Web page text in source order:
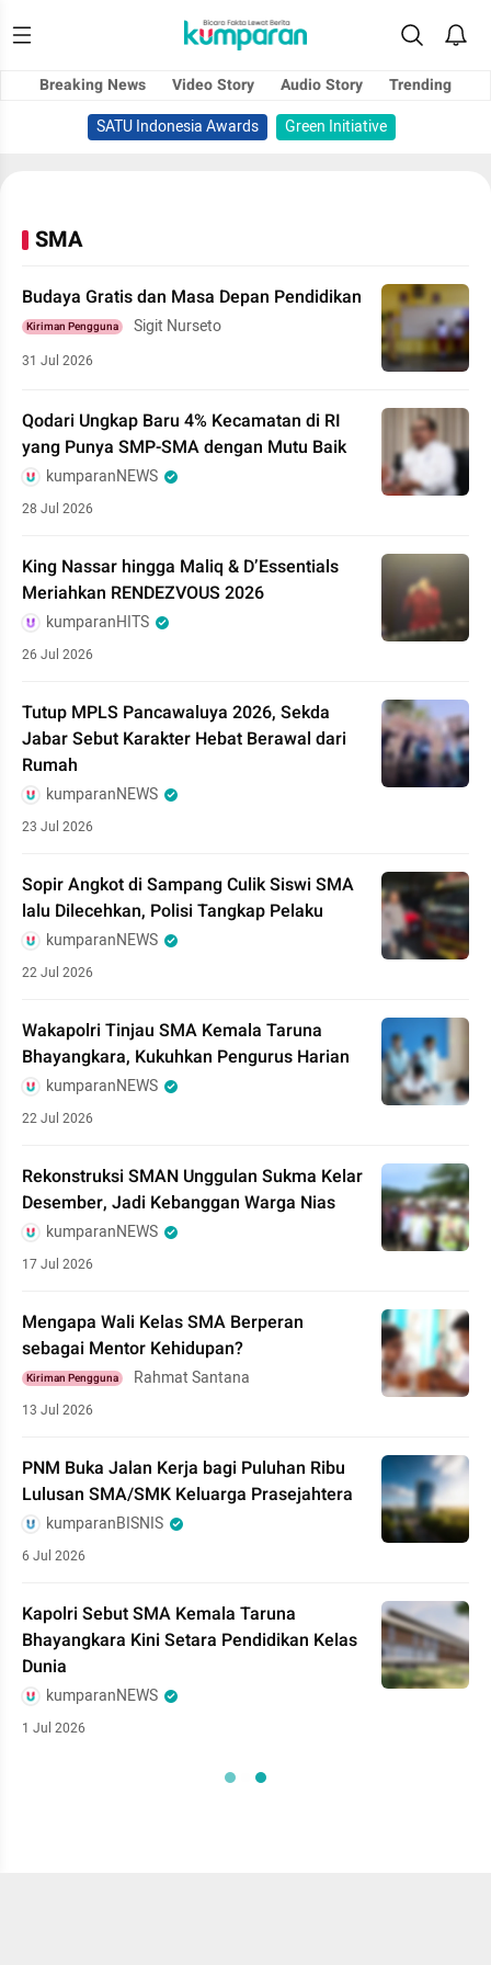
Breaking News Video Story Audio Story
Trending
SATU Indonesia Awards
Green Initiative
SMA
Budaya Gratis dan Masa Depan Pendidikan
Kiriman Pengguna Sigit Nurseto
31 Jul 2026
Qodari Ungkap Baru 4% Kecamatan di RI
yang Punya SMP-SMA dengan Mutu Baik
kumparanNEWS
28 Jul 2026
King Nassar hingga Maliq & D’Essentials
Meriahkan RENDEZVOUS 2026
kumparanHITS
26 Jul 2026
Tutup MPLS Pancawaluya 2026, Sekda
Jabar Sebut Karakter Hebat Berawal dari
Rumah
kumparanNEWS
23 Jul 2026
Sopir Angkot di Sampang Culik Siswi SMA
lalu Dilecehkan, Polisi Tangkap Pelaku
kumparanNEWS
22 Jul 2026
Wakapolri Tinjau SMA Kemala Taruna
Bhayangkara, Kukuhkan Pengurus Harian
kumparanNEWS
22 Jul 2026
Rekonstruksi SMAN Unggulan Sukma Kelar
Desember, Jadi Kebanggan Warga Nias
kumparanNEWS
17 Jul 2026
Mengapa Wali Kelas SMA Berperan
sebagai Mentor Kehidupan?
Kiriman Pengguna Rahmat Santana
13 Jul 2026
PNM Buka Jalan Kerja bagi Puluhan Ribu
Lulusan SMA/SMK Keluarga Prasejahtera
kumparanBISNIS
6 Jul 2026
Kapolri Sebut SMA Kemala Taruna
Bhayangkara Kini Setara Pendidikan Kelas
Dunia
kumparanNEWS
1 Jul 2026